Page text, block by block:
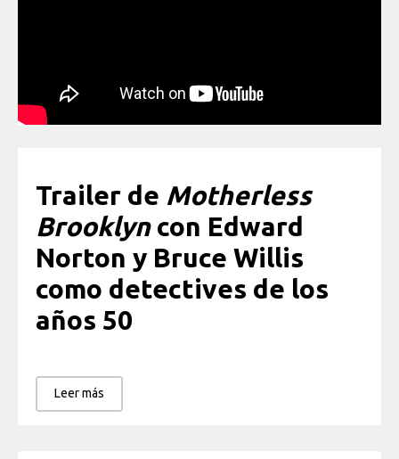
Trailer de Motherless
Brooklyncon Edward
Norton y Bruce Willis
como detectives de los
años 50
Leer más